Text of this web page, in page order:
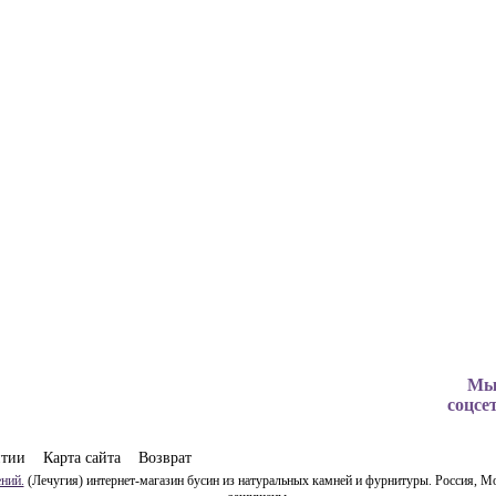
Мы
Карта сайта Возврат
(Лечугия) интернет-магазин бусин из натуральных камней и фурнитуры. Россия,